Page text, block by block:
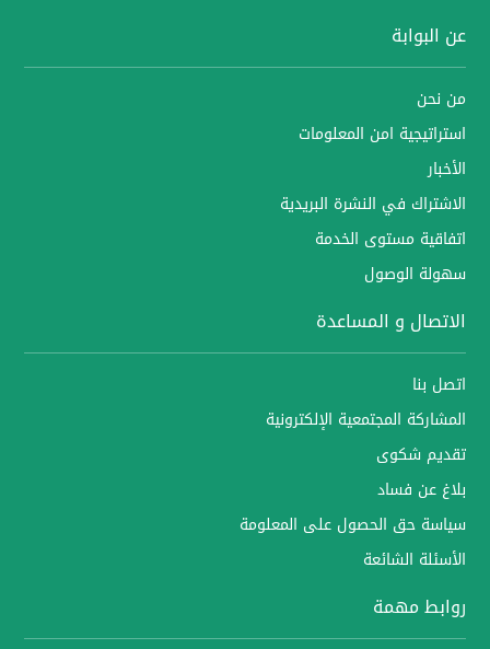
عن البوابة
من نحن
استراتيجية امن المعلومات
الأخبار
الاشتراك في النشرة البريدية
اتفاقية مستوى الخدمة
سهولة الوصول
الاتصال و المساعدة
اتصل بنا
المشاركة المجتمعية الإلكترونية
تقديم شكوى
بلاغ عن فساد
سياسة حق الحصول على المعلومة
الأسئلة الشائعة
روابط مهمة